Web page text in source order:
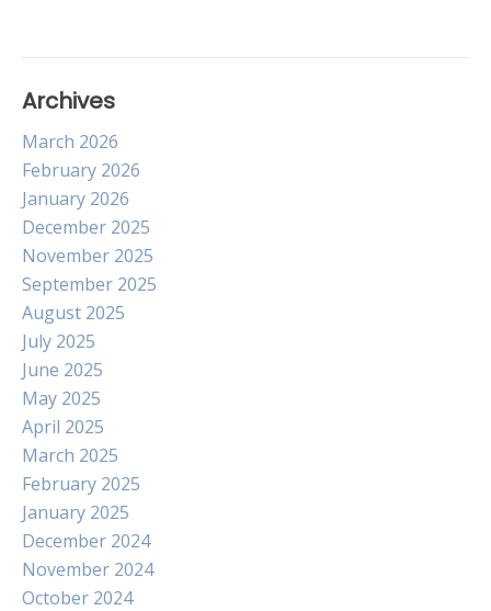
Archives
March 2026
February 2026
January 2026
December 2025
November 2025
September 2025
August 2025
July 2025
June 2025
May 2025
April 2025
March 2025
February 2025
January 2025
December 2024
November 2024
October 2024